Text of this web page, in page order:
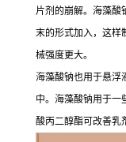
片剂的崩解。海藻酸
末的形式加入，这样
械强度更大。
海藻酸钠也用于悬浮
中。海藻酸钠用于一
酸丙二醇酯可改善乳